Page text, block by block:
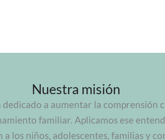
Nuestra misión
a aumentar la comprensión
familiar. Aplicamos ese
los niños, adolescentes, familias y